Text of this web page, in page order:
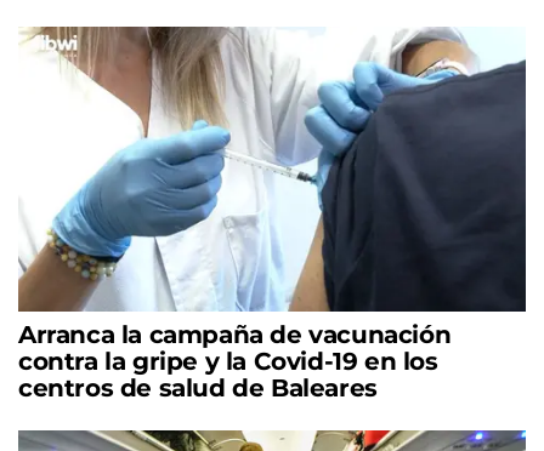
Arranca la campaña de vacunación
contra la gripe y la Covid-19 en los
centros de salud de Baleares